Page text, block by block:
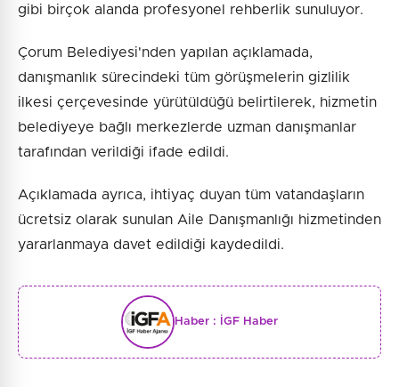
gibi birçok alanda profesyonel rehberlik sunuluyor.
Çorum Belediyesi'nden yapılan açıklamada,
danışmanlık sürecindeki tüm görüşmelerin gizlilik
ilkesi çerçevesinde yürütüldüğü belirtilerek, hizmetin
belediyeye bağlı merkezlerde uzman danışmanlar
tarafından verildiği ifade edildi.
Açıklamada ayrıca, ihtiyaç duyan tüm vatandaşların
ücretsiz olarak sunulan Aile Danışmanlığı hizmetinden
yararlanmaya davet edildiği kaydedildi.
Haber : İGF Haber